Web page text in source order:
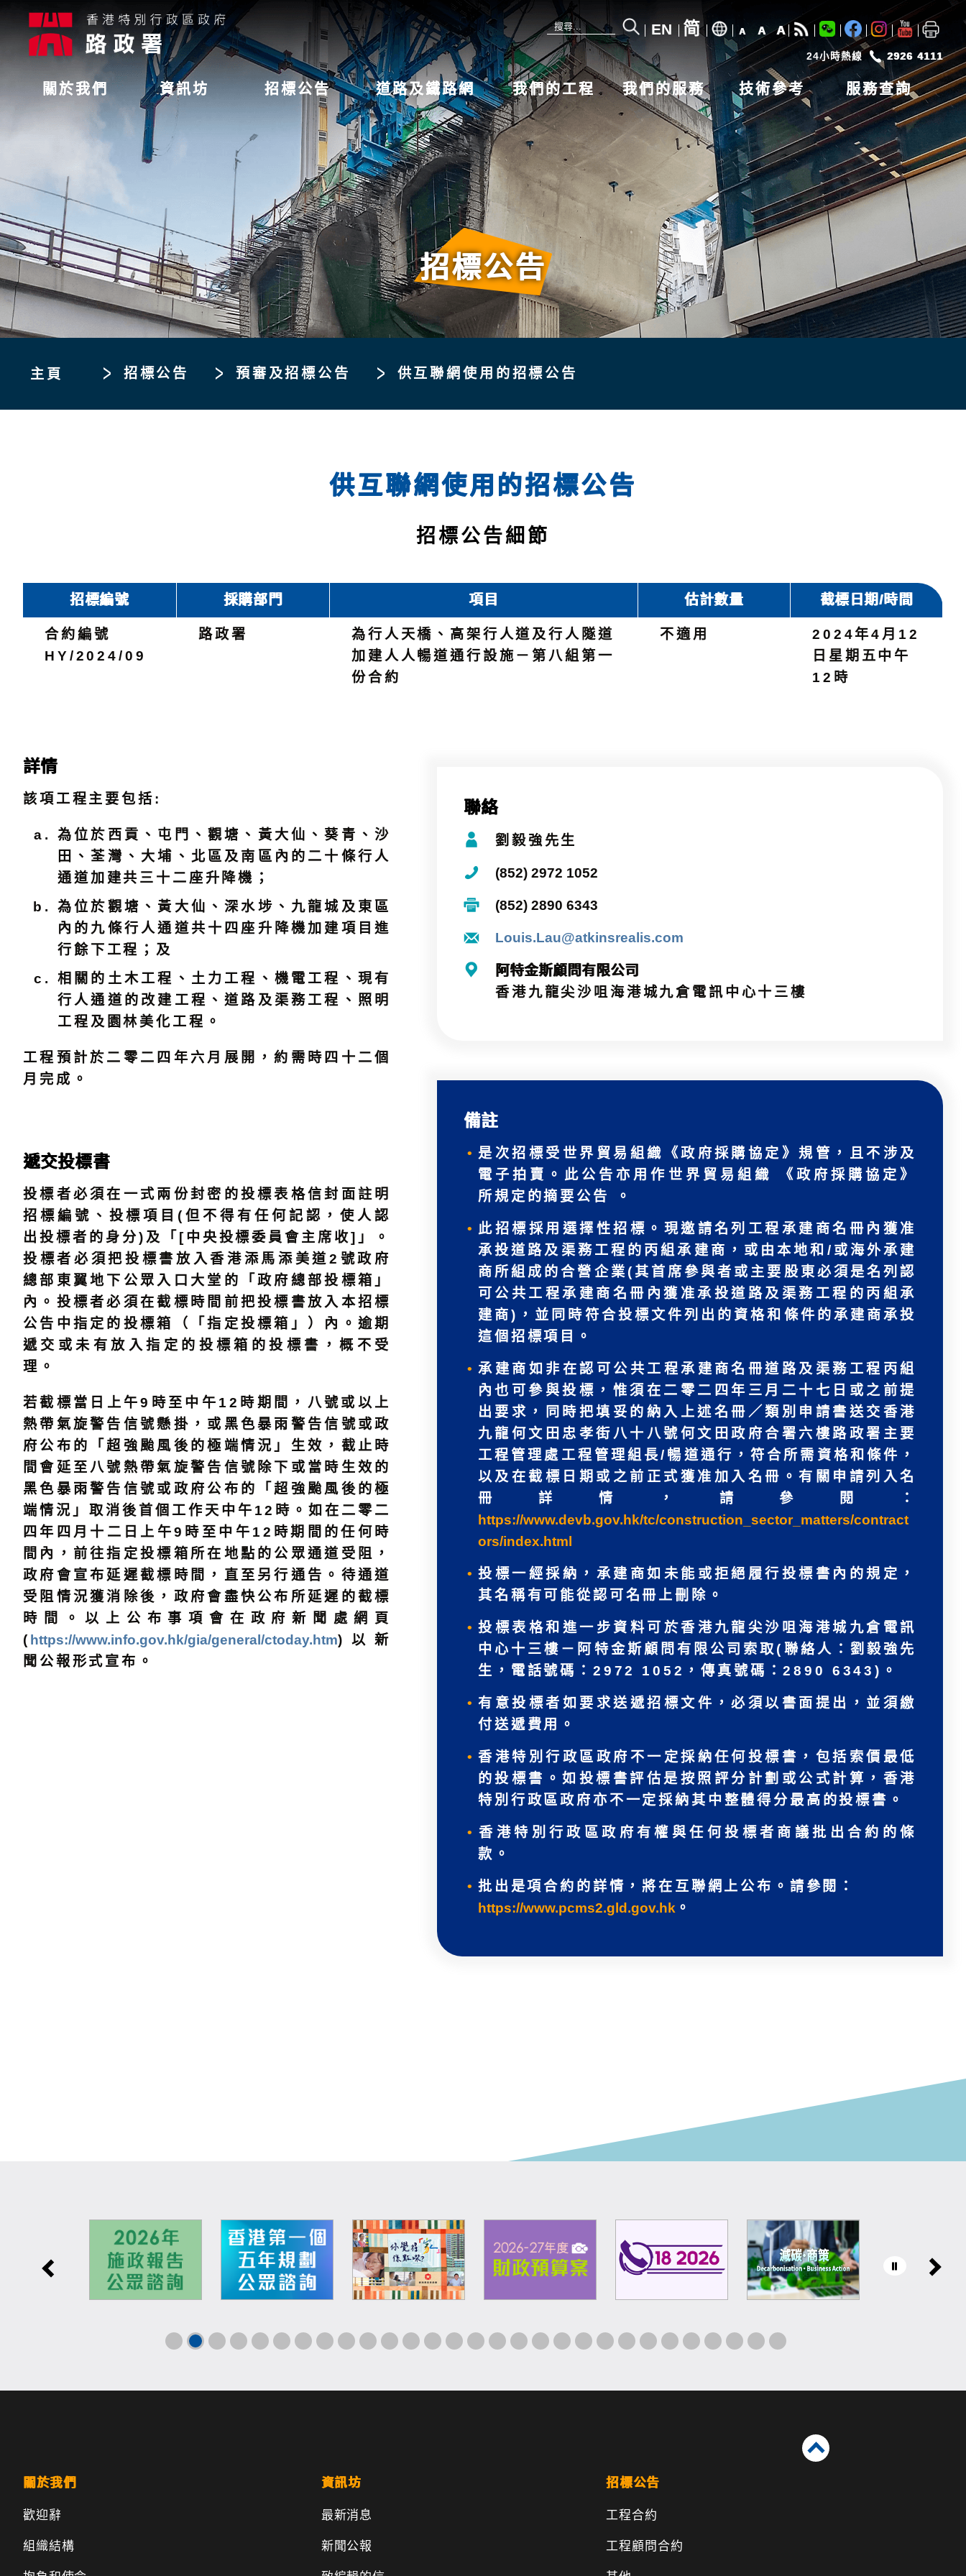
EN 简 A A A
24小時熱線 2926 4111
關於我們 資訊坊 招標公告 道路及鐵路網 我們的工程 我們的服務 技術參考 服務查詢
主頁
招標公告
招標公告 預審及招標公告 供互聯網使用的招標公告
供互聯網使用的招標公告
招標公告細節
招標編號 採購部門 項目 估計數量 截標日期/時間
合約編號
HY/2024/09
路政署
為行人天橋、高架行人道及行人隧道
加建人人暢道通行設施－第八組第一
份合約
不適用
2024年4月12
日星期五中午
12時
詳情
該項工程主要包括:
為位於西貢、屯門、觀塘、黃大仙、葵青、沙
田、荃灣、大埔、北區及南區內的二十條行人
通道加建共三十二座升降機；
為位於觀塘、黃大仙、深水埗、九龍城及東區
內的九條行人通道共十四座升降機加建項目進
行餘下工程；及
相關的土木工程、土力工程、機電工程、現有
行人通道的改建工程、道路及渠務工程、照明
工程及園林美化工程。
工程預計於二零二四年六月展開，約需時四十二個
月完成。
遞交投標書
投標者必須在一式兩份封密的投標表格信封面註明
招標編號、投標項目(但不得有任何記認，使人認
出投標者的身分)及「[中央投標委員會主席收]」。
投標者必須把投標書放入香港添馬添美道2號政府
總部東翼地下公眾入口大堂的「政府總部投標箱」
內。投標者必須在截標時間前把投標書放入本招標
公告中指定的投標箱（「指定投標箱」）內。逾期
遞交或未有放入指定的投標箱的投標書，概不受
理。
若截標當日上午9時至中午12時期間，八號或以上
熱帶氣旋警告信號懸掛，或黑色暴雨警告信號或政
府公布的「超強颱風後的極端情況」生效，截止時
間會延至八號熱帶氣旋警告信號除下或當時生效的
黑色暴雨警告信號或政府公布的「超強颱風後的極
端情況」取消後首個工作天中午12時。如在二零二
四年四月十二日上午9時至中午12時期間的任何時
間內，前往指定投標箱所在地點的公眾通道受阻，
政府會宣布延遲截標時間，直至另行通告。待通道
受阻情況獲消除後，政府會盡快公布所延遲的截標
時間。以上公布事項會在政府新聞處網頁
( https://www.info.gov.hk/gia/general/ctoday.htm)以新
聞公報形式宣布。
聯絡
劉毅強先生
(852) 2972 1052
(852) 2890 6343
Louis.Lau@atkinsrealis.com
阿特金斯顧問有限公司
香港九龍尖沙咀海港城九倉電訊中心十三樓
備註
是次招標受世界貿易組織《政府採購協定》規管，且不涉及
電子拍賣。此公告亦用作世界貿易組織 《政府採購協定》
所規定的摘要公告 。
此招標採用選擇性招標。現邀請名列工程承建商名冊內獲准
承投道路及渠務工程的丙組承建商，或由本地和/或海外承建
商所組成的合營企業(其首席參與者或主要股東必須是名列認
可公共工程承建商名冊內獲准承投道路及渠務工程的丙組承
建商)，並同時符合投標文件列出的資格和條件的承建商承投
這個招標項目。
承建商如非在認可公共工程承建商名冊道路及渠務工程丙組
內也可參與投標，惟須在二零二四年三月二十七日或之前提
出要求，同時把填妥的納入上述名冊／類別申請書送交香港
九龍何文田忠孝街八十八號何文田政府合署六樓路政署主要
工程管理處工程管理組長/暢道通行，符合所需資格和條件，
以及在截標日期或之前正式獲准加入名冊。有關申請列入名
冊詳情，請參閱：
https://www.devb.gov.hk/tc/construction_sector_matters/contract
ors/index.html
投標一經採納，承建商如未能或拒絕履行投標書內的規定，
其名稱有可能從認可名冊上刪除。
投標表格和進一步資料可於香港九龍尖沙咀海港城九倉電訊
中心十三樓－阿特金斯顧問有限公司索取(聯絡人：劉毅強先
生，電話號碼：2972 1052，傳真號碼：2890 6343)。
有意投標者如要求送遞招標文件，必須以書面提出，並須繳
付送遞費用。
香港特別行政區政府不一定採納任何投標書，包括索價最低
的投標書。如投標書評估是按照評分計劃或公式計算，香港
特別行政區政府亦不一定採納其中整體得分最高的投標書。
香港特別行政區政府有權與任何投標者商議批出合約的條
款。
批出是項合約的詳情，將在互聯網上公布。請參閱：
https://www.pcms2.gld.gov.hk 。
關於我們
歡迎辭
組織結構
資訊坊
最新消息
新聞公報
招標公告
工程合約
工程顧問合約